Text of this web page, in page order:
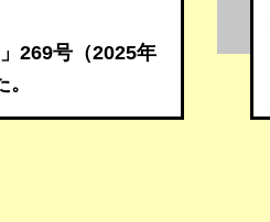
269号（2025年